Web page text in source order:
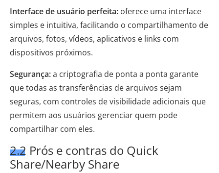
Interface de usuário perfeita: oferece uma interface
simples e intuitiva, facilitando o compartilhamento de
arquivos, fotos, vídeos, aplicativos e links com
dispositivos próximos.
Segurança:a criptografia de ponta a ponta garante
que todas as transferências de arquivos sejam
seguras, com controles de visibilidade adicionais que
permitem aos usuários gerenciar quem pode
compartilhar com eles.
2.2 Prós e contras do Quick
Share/Nearby Share